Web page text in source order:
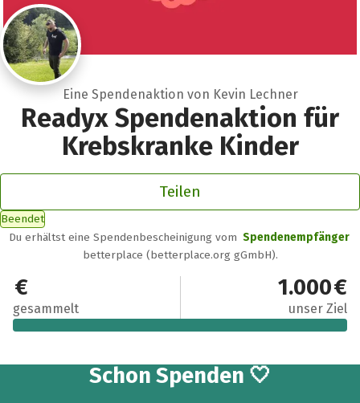
Eine Spendenaktion von Kevin Lechner
Readyx Spendenaktion für
Krebskranke Kinder
Teilen
Beendet
Du erhältst eine Spendenbescheinigung vom Spendenempfänger
betterplace (betterplace.org gGmbH).
1.560 €
gesammelt
1.000 €
unser Ziel
Schon 36
Spenden 🤍